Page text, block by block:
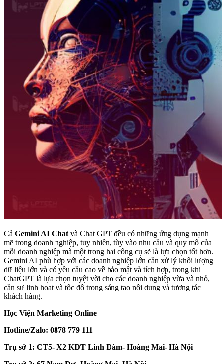
Cả Gemini AI Chat và Chat GPT đều có những ứng dụng mạnh
mẽ trong doanh nghiệp, tuy nhiên, tùy vào nhu cầu và quy mô của
mỗi doanh nghiệp mà một trong hai công cụ sẽ là lựa chọn tốt hơn.
Gemini AI phù hợp với các doanh nghiệp lớn cần xử lý khối lượng
dữ liệu lớn và có yêu cầu cao về bảo mật và tích hợp, trong khi
ChatGPT là lựa chọn tuyệt vời cho các doanh nghiệp vừa và nhỏ,
cần sự linh hoạt và tốc độ trong sáng tạo nội dung và tương tác
khách hàng.
Học Viện Marketing Online
Hotline/Zalo: 0878 779 111
Trụ sở 1: CT5- X2 KĐT Linh Đàm- Hoàng Mai- Hà Nội